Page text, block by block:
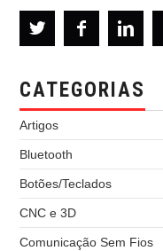
CATEGORIAS
Artigos
Bluetooth
Botões/Teclados
CNC e 3D
Comunicação Sem Fios